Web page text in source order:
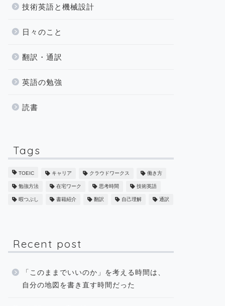
技術英語と機械設計
日々のこと
翻訳・通訳
英語の勉強
読書
Tags
TOEIC キャリア クラウドワークス 働き方
勉強方法 在宅ワーク 思考時間 技術英語
暇つぶし 書籍紹介 翻訳 自己理解 通訳
Recent post
「このままでいいのか」を考える時間は、
自分の地図を書き直す時間だった